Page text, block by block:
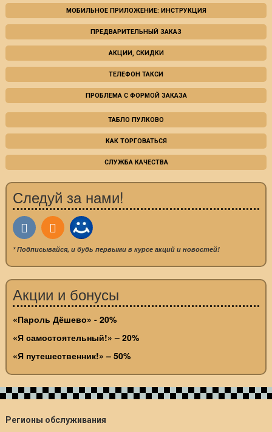
МОБИЛЬНОЕ ПРИЛОЖЕНИЕ: ИНСТРУКЦИЯ
ПРЕДВАРИТЕЛЬНЫЙ ЗАКАЗ
АКЦИИ, СКИДКИ
ТЕЛЕФОН ТАКСИ
ПРОБЛЕМА С ФОРМОЙ ЗАКАЗА
ТАБЛО ПУЛКОВО
КАК ТОРГОВАТЬСЯ
СЛУЖБА КАЧЕСТВА
Следуй за нами!
* Подписывайся, и будь первыми в курсе акций и новостей!
Акции и бонусы
«Пароль Дёшево» - 20%
«Я самостоятельный!» – 20%
«Я путешественник!» – 50%
Регионы обслуживания